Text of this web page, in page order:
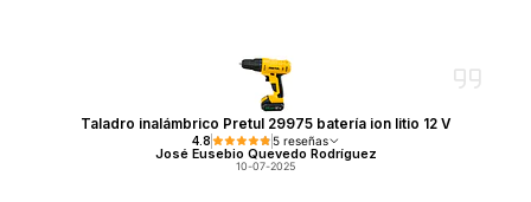
Taladro inalámbrico Pretul 29975 batería ion litio 12 V
4.8 5 reseñas
José Eusebio Quevedo Rodríguez
10-07-2025